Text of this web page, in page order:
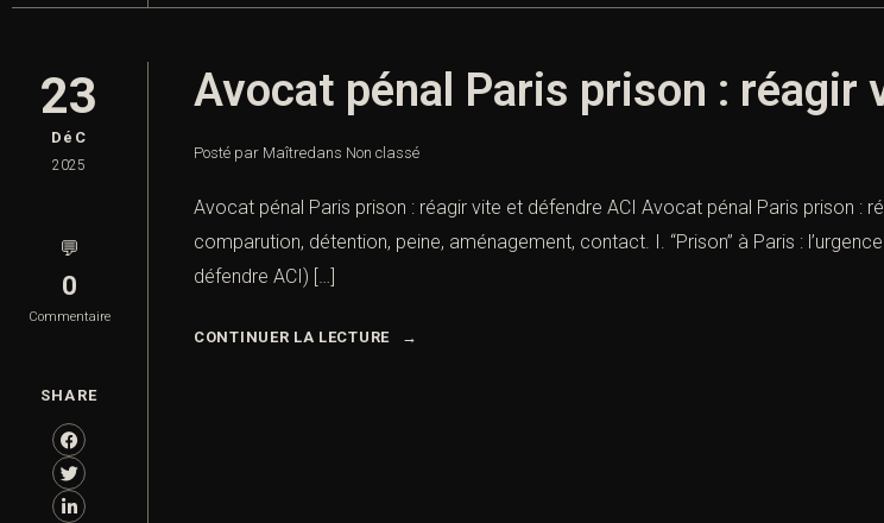
23
DéC
2025
💬
0
Commentaire
SHARE
Avocat pénal Paris prison : réagir
Posté par Maîtredans Non classé
Avocat pénal Paris prison : réagir vite et défendre ACI Avocat pénal Paris prison :
comparution, détention, peine, aménagement, contact. I. “Prison” à Paris :
défendre ACI) […]
CONTINUER LA LECTURE